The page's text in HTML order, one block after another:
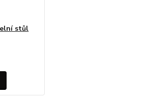
stůl